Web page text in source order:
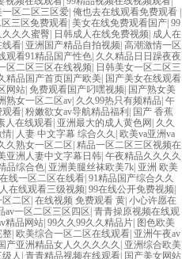
区二区三区爱| 俺也去在线观看免费观看 |
三区免费观看| 美女在线免费观看国产| 99
久久蜜臀| 日韩成人在线免费视频| 成人在
线看| 亚洲国产精品自拍视频| 高潮激情一区
观看91精品国产性色| 久久精品日日躁夜夜
区二区三区在线视频| 日韩美女一区二区三
精品国产首页国产欧美| 国产美女在线观看
网站| 免费观看国产叼嘿视频| 国产熟女美
熟女一区二区av| 久久99热只有频精品| 午
观看| 粉嫩欲女av导航精品福利| 国产 香蕉
人在线观看| 亚洲最大的成人黄色网| 久久
情| 人妻 中文字幕 综合久久 | 欧美va亚洲va
久熟女一区二区| 精品一区二区三区视频在
亚洲人妻中文字幕日韩| 午夜精品久久久久
品综合色| 亚洲美腿丝袜欧美7k| 亚洲 欧美
线一区二区在线看| 91精品国产综合久久
在线观看三级视频| 99在线公开免费视频|
二区| 在线视频 免费观看 黄| 小心许愿在
av一区二区三区四区| 青青操原视频在线观
精品网站| 99久久99久久精品片| 图色欧美
整| 欧美综合一区二区在线观看| 亚洲午夜av
产亚洲精品女人久久久久久 | 亚洲综合欧美
人 | 青青精品视频在线观看| 国产美女网站